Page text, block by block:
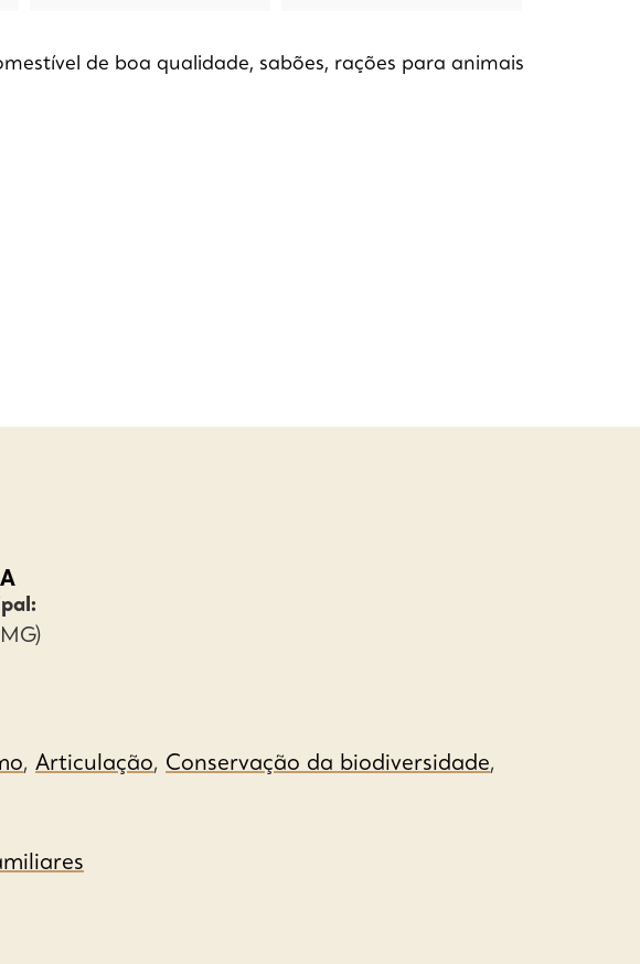
de boa qualidade, sabões, rações para animais
, Articulação, Conservação da biodiversidade,